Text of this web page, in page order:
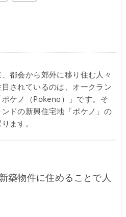
都会から郊外に移り住む人々
されているのは、オークラン
ケノ（Pokeno）」です。そ
ドの新興住宅地「ポケノ」の
ます。
築物件に住めることで人